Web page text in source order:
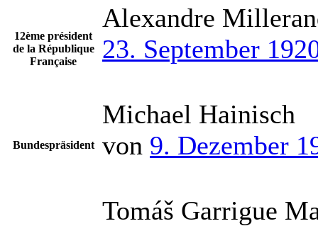
12ème président
de la République
Française
Alexandre
23. September
Bundespräsident
Michael Hainisch
von 9. Dezember
Tomáš Garrigue